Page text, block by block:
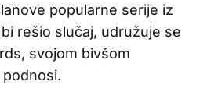
popularne serije iz
rešio slučaj, udružuje se
svojom bivšom